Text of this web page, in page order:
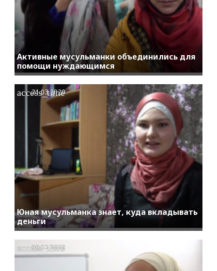
Активные мусульманки объединились для
помощи нуждающимся
Юная мусульманка знает, куда вкладывать
деньги
access_time
21.03.2020
access_time
09.02.2020